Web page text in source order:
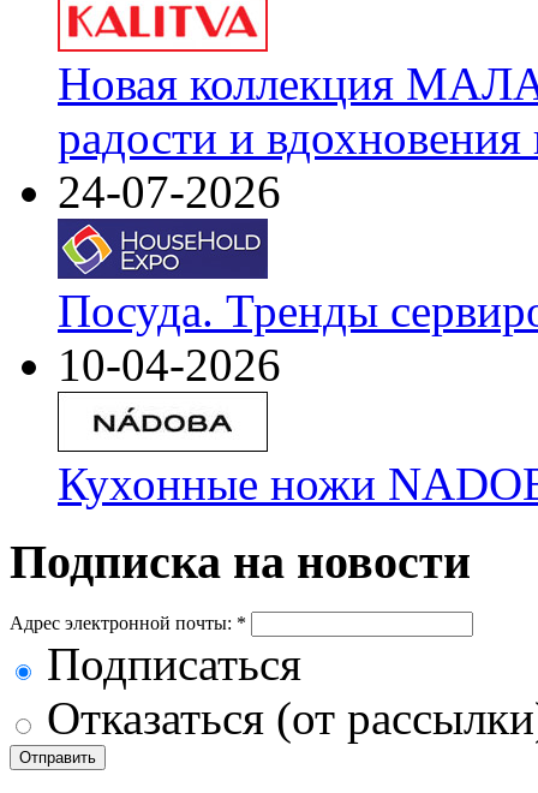
Новая коллекция
радости и
24-07-2026
Посуда. Тренды
10-04-2026
Кухонные ножи
Подписка на новости
Адрес электронной почты: *
Подписаться
Отказаться (от